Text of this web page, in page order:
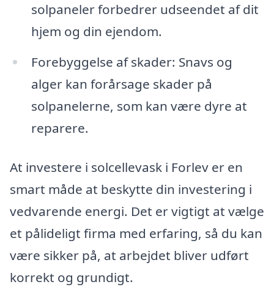
solpaneler forbedrer udseendet af dit
hjem og din ejendom.
Forebyggelse af skader: Snavs og
alger kan forårsage skader på
solpanelerne, som kan være dyre at
reparere.
At investere i solcellevask i Forlev er en
smart måde at beskytte din investering i
vedvarende energi. Det er vigtigt at vælge
et pålideligt firma med erfaring, så du kan
være sikker på, at arbejdet bliver udført
korrekt og grundigt.